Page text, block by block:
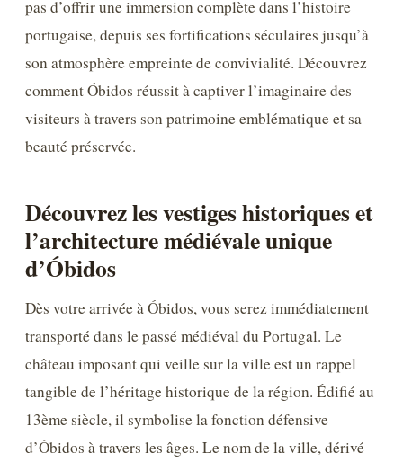
pas d’offrir une immersion complète dans l’histoire
portugaise, depuis ses fortifications séculaires jusqu’à
son atmosphère empreinte de convivialité. Découvrez
comment Óbidos réussit à captiver l’imaginaire des
visiteurs à travers son patrimoine emblématique et sa
beauté préservée.
Découvrez les vestiges historiques et
l’architecture médiévale unique
d’Óbidos
Dès votre arrivée à Óbidos, vous serez immédiatement
transporté dans le passé médiéval du Portugal. Le
château imposant qui veille sur la ville est un rappel
tangible de l’héritage historique de la région. Édifié au
13ème siècle, il symbolise la fonction défensive
d’Óbidos à travers les âges. Le nom de la ville, dérivé